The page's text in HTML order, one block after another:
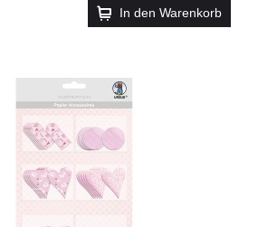
In den Warenkorb